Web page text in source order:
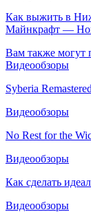
Как выжить в
Майнкрафт —
Вам также могут
Видеообзоры
Syberia
Видеообзоры
No Rest for the
Видеообзоры
Как сделать
Видеообзоры